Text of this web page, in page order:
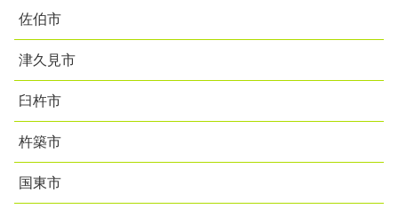
佐伯市
津久見市
臼杵市
杵築市
国東市